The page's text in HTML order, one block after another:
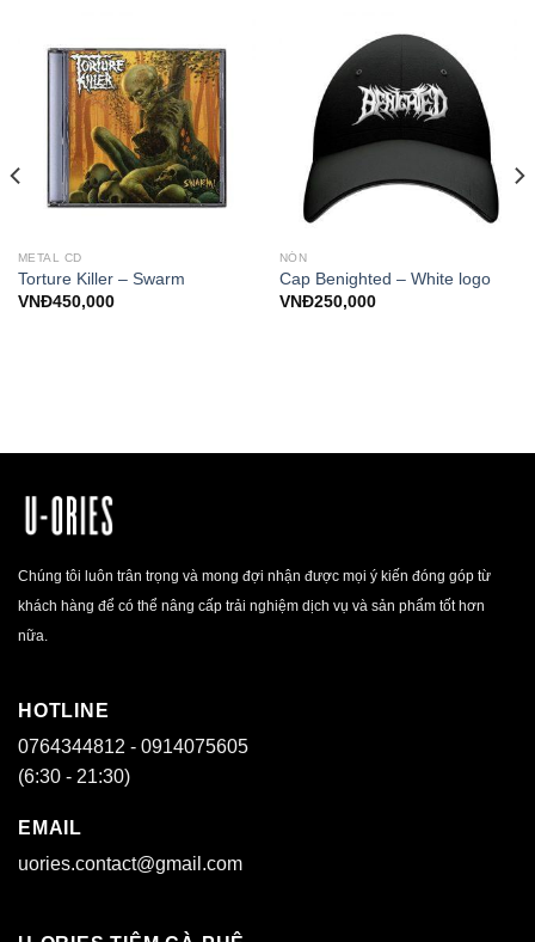
METAL CD
Torture Killer – Swarm
VNĐ450,000
NÓN
Cap Benighted – White logo
VNĐ250,000
Chúng tôi luôn trân trọng và mong đợi nhận được mọi ý kiến đóng góp từ
khách hàng để có thể nâng cấp trải nghiệm dịch vụ và sản phẩm tốt hơn
nữa.
HOTLINE
0764344812 - 0914075605
(6:30 - 21:30)
EMAIL
uories.contact@gmail.com